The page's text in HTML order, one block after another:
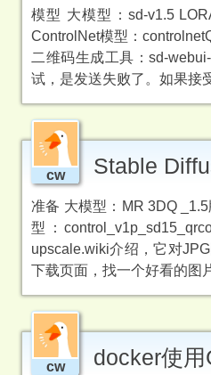
模型 大模型：sd-v1.5
ControlNet模型：
二维码生成工具：sd-
试，是发送失败了。如果接
cw Stable
准备 大模型：MR 3DQ
型：
upscale.wiki介绍，它对
下载页面，找一个好看的图
cw docker使用